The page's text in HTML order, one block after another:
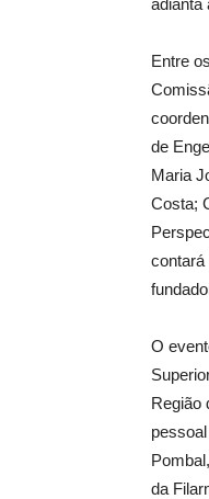
adianta
Entre
de
Maria
Costa;
contará
O
Região
da